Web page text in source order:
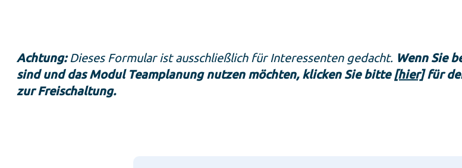
Achtung:Dieses Formular ist ausschließlich für Interessenten gedacht. Wenn Sie
sind und das Modul Teamplanung nutzen möchten, klicken Sie bitte [hier]für
zur Freischaltung.